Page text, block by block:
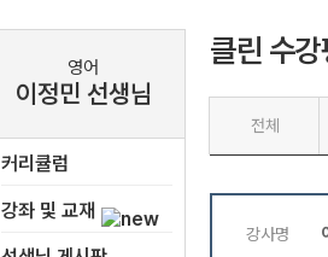
영어
이정민 선생님
커리큘럼
강좌 및 교재
클린 수강
전체